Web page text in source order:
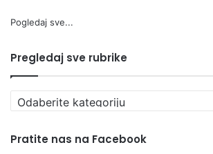
Pogledaj sve...
Pregledaj sve rubrike
Pregledaj
sve
Pratite nas na Facebook